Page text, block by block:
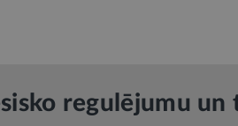
regulējumu un